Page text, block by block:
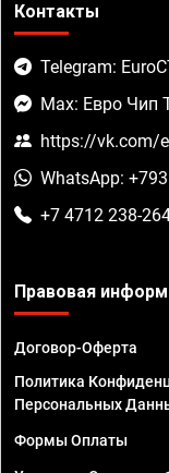
Контакты
Telegram:
Max: Евро Чип
https://vk.com/
WhatsApp:
+7 4712 238-
Правовая
Договор-Оферта
Политика
Персональных
Формы Оплаты